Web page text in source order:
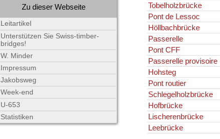
Tobelholzbrücke
Pont de Lessoc
Höllbachbrücke
Passerelle
Pont CFF
Passerelle provisoire
Hohsteg
Pont routier
Schlegelholzbrücke
Hofbrücke
Lischerenbrücke
Leebrücke
Zu dieser Webseite
Leitartikel
Unterstützen Sie Swiss-timber-
bridges!
W. Minder
Impressum
Jakobsweg
Week-end
U-653
Statistiken